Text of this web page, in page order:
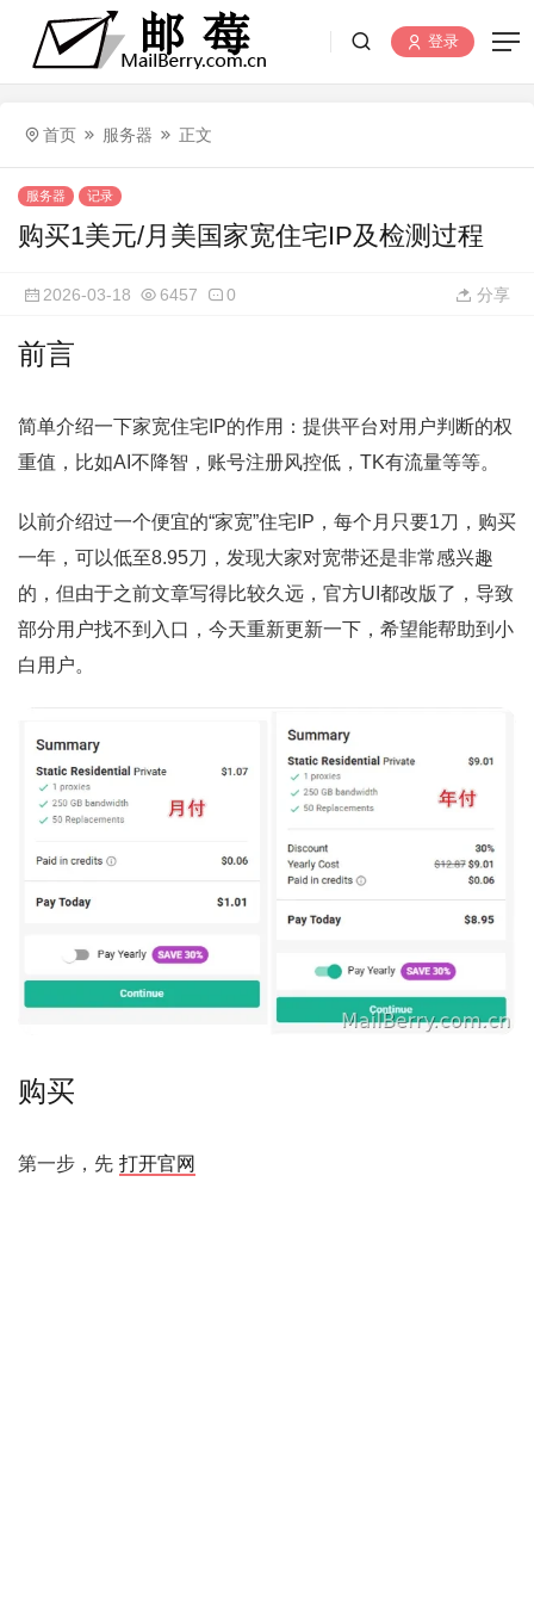
登录
首页 服务器 正文
服务器 记录
购买1美元/月美国家宽住宅IP及检测过程
2026-03-18 6457 0 分享
前言
简单介绍一下家宽住宅IP的作用：提供平台对用户判断的权
重值，比如AI不降智，账号注册风控低，TK有流量等等。
以前介绍过一个便宜的“家宽”住宅IP，每个月只要1刀，购买
一年，可以低至8.95刀，发现大家对宽带还是非常感兴趣
的，但由于之前文章写得比较久远，官方UI都改版了，导致
部分用户找不到入口，今天重新更新一下，希望能帮助到小
白用户。
购买
第一步，先 打开官网